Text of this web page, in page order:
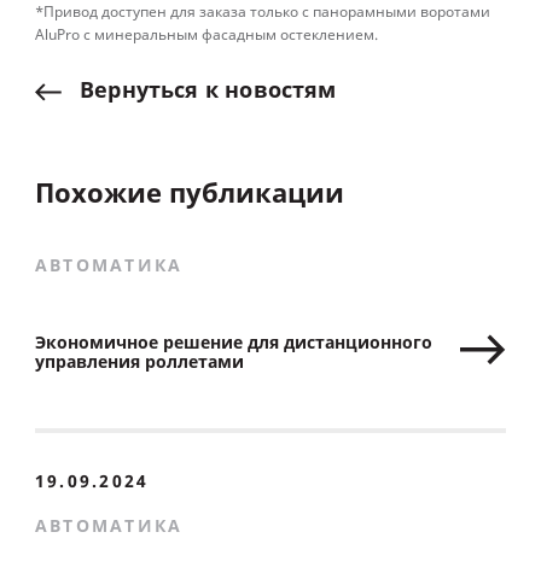
*Привод доступен для заказа только с панорамными воротами
AluPro с минеральным фасадным остеклением.
Вернуться к новостям
Похожие публикации
АВТОМАТИКА
Экономичное решение для дистанционного
управления роллетами
19.09.2024
АВТОМАТИКА